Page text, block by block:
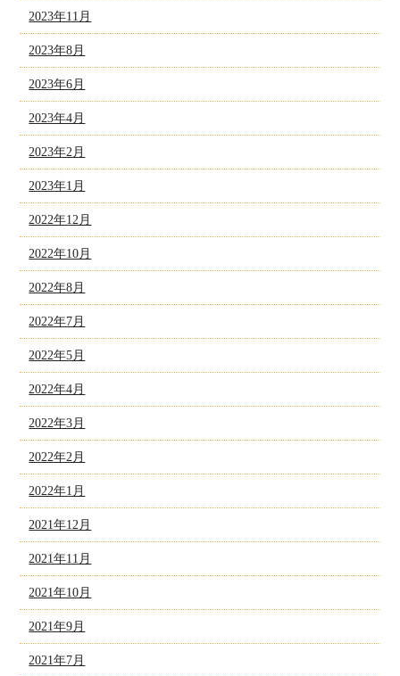
2023年11月
2023年8月
2023年6月
2023年4月
2023年2月
2023年1月
2022年12月
2022年10月
2022年8月
2022年7月
2022年5月
2022年4月
2022年3月
2022年2月
2022年1月
2021年12月
2021年11月
2021年10月
2021年9月
2021年7月